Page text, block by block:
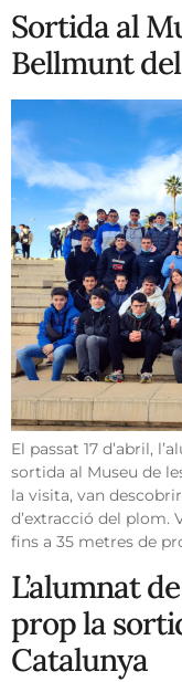
Sortida al
Bellmunt
El passat 17 d’abril,
sortida al Museu de
la visita, van
d’extracció del plom.
fins a 35 metres de
L’alumnat
prop la
Catalunya